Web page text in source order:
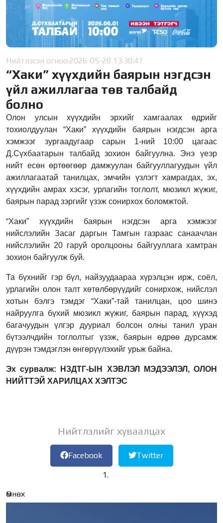
Нийтлэсэн огноо:2026-05-28 13:38:47
“Хаки” хүүхдийн баярын нэгдсэн
үйл ажиллагаа төв талбайд
болно
Олон улсын хүүхдийн эрхийг хамгаалах өдрийг
тохиолдуулан “Хаки” хүүхдийн баярын нэгдсэн арга
хэмжээг зургаадугаар сарын 1-ний 10:00 цагаас
Д.Сүхбаатарын талбайд зохион байгуулна. Энэ үеэр
нийт есөн өртөөгөөр дамжуулан байгууллагуудын үйл
ажиллагаатай танилцах, эмчийн үзлэгт хамрагдах, эх,
хүүхдийн амрах хэсэг, урлагийн тоглолт, мюзикл жүжиг,
баярын парад зэргийг үзэж сонирхох боломжтой.
“Хаки” хүүхдийн баярын нэгдсэн арга хэмжээг
нийслэлийн Засаг даргын Тамгын газраас санаачлан
нийслэлийн 20 гаруй оролцооны байгууллага хамтран
зохион байгуулж буй.
Та бүхнийг гэр бүл, найзуудаараа хүрэлцэн ирж, соёл,
урлагийн олон талт хөтөлбөрүүдийг сонирхож, нийслэл
хотын бэлгэ тэмдэг “Хаки”-тай танилцан, цоо шинэ
найруулга бүхий мюзикл жүжиг, баярын парад, хүүхэд
багачуудын үлгэр дууриал болсон олны танил уран
бүтээлчдийн тоглолтыг үзэж, баярын өдрөө дурсамж
дүүрэн тэмдэглэн өнгөрүүлэхийг урьж байна.
Эх сурвалж: НЗДТГ-ЫН ХЭВЛЭЛ МЭДЭЭЛЭЛ, ОЛОН
НИЙТТЭЙ ХАРИЛЦАХ ХЭЛТЭС
Нийтлэлийг хуваалцах
Facebook Twitter
Өмнөх